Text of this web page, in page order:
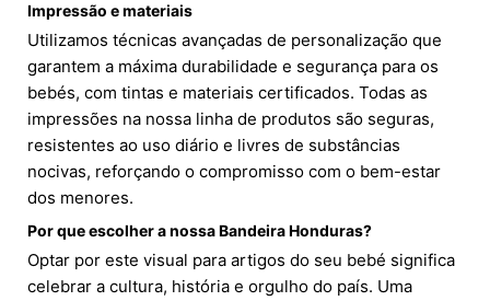
Impressão e materiais
Utilizamos técnicas avançadas de personalização que
garantem a máxima durabilidade e segurança para os
bebés, com tintas e materiais certificados. Todas as
impressões na nossa linha de produtos são seguras,
resistentes ao uso diário e livres de substâncias
nocivas, reforçando o compromisso com o bem-estar
dos menores.
Por que escolher a nossa Bandeira Honduras?
Optar por este visual para artigos do seu bebé significa
celebrar a cultura, história e orgulho do país. Uma